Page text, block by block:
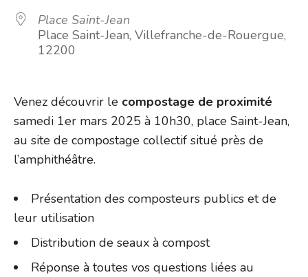
Place Saint-Jean
Place Saint-Jean, Villefranche-de-Rouergue,
12200
Venez découvrir le compostage de proximité
samedi 1er mars 2025 à 10h30, place Saint-Jean,
au site de compostage collectif situé près de
l’amphithéâtre.
Présentation des composteurs publics et de
leur utilisation
Distribution de seaux à compost
Réponse à toutes vos questions liées au